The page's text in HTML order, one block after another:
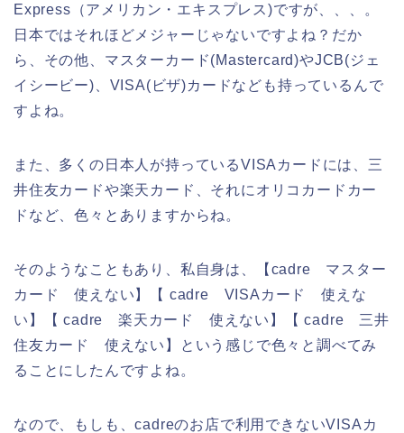
Express（アメリカン・エキスプレス)ですが、、、。
日本ではそれほどメジャーじゃないですよね？だか
ら、その他、マスターカード(Mastercard)やJCB(ジェ
イシービー)、VISA(ビザ)カードなども持っているんで
すよね。
また、多くの日本人が持っているVISAカードには、三
井住友カードや楽天カード、それにオリコカードカー
ドなど、色々とありますからね。
そのようなこともあり、私自身は、【cadre マスター
カード 使えない】【 cadre VISAカード 使えな
い】【 cadre 楽天カード 使えない】【 cadre 三井
住友カード 使えない】という感じで色々と調べてみ
ることにしたんですよね。
なので、もしも、cadreのお店で利用できないVISAカ